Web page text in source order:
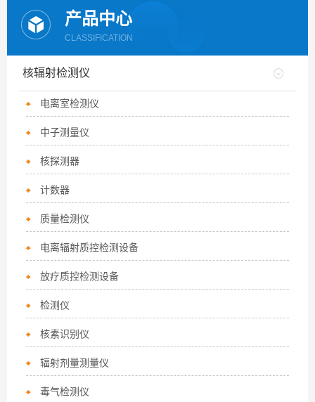
产品中心
CLASSIFICATION
核辐射检测仪
电离室检测仪
中子测量仪
核探测器
计数器
质量检测仪
电离辐射质控检测设备
放疗质控检测设备
检测仪
核素识别仪
辐射剂量测量仪
毒气检测仪